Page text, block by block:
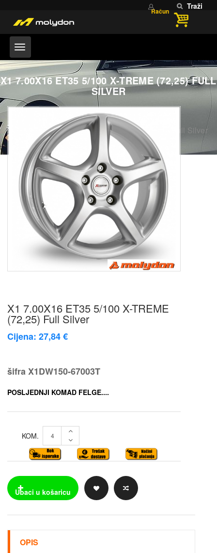
Račun
Traži
X1 7.00X16 ET35 5/100 X-TREME (72,25) FULL
SILVER
Home
OUTLET FELGI
X1 7.00X16 ET35 5/100 X-TREME (72,25) Full Silver
X1 7.00X16 ET35 5/100 X-TREME
(72,25) Full Silver
Cijena: 27,84 €
šifraX1DW150-67003T
POSLJEDNJI KOMAD FELGE....
KOM.
OPIS